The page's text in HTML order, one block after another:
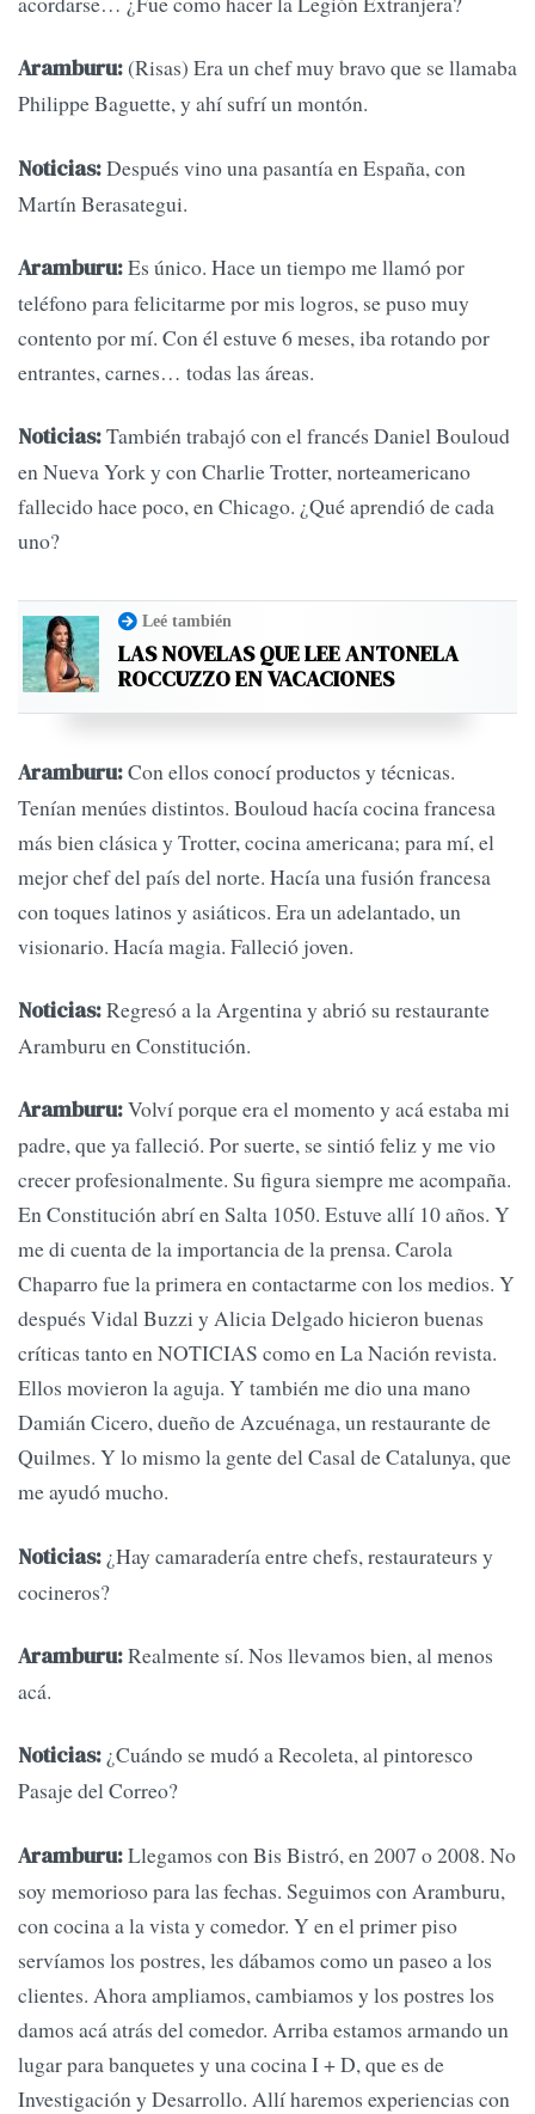
Aramburu:(Risas) Era un chef muy bravo que se llamaba
Philippe Baguette, y ahí sufrí un montón.
Noticias:Después vino una pasantía en España, con
Martín Berasategui.
Aramburu:Es único. Hace un tiempo me llamó por
teléfono para felicitarme por mis logros, se puso muy
contento por mí. Con él estuve 6 meses, iba rotando por
entrantes, carnes… todas las áreas.
Noticias:También trabajó con el francés Daniel Bouloud
en Nueva York y con Charlie Trotter, norteamericano
fallecido hace poco, en Chicago. ¿Qué aprendió de cada
uno?
Leé también
LAS NOVELAS QUE LEE ANTONELA
ROCCUZZO EN VACACIONES
Aramburu:Con ellos conocí productos y técnicas.
Tenían menúes distintos. Bouloud hacía cocina francesa
más bien clásica y Trotter, cocina americana; para mí, el
mejor chef del país del norte. Hacía una fusión francesa
con toques latinos y asiáticos. Era un adelantado, un
visionario. Hacía magia. Falleció joven.
Noticias:Regresó a la Argentina y abrió su restaurante
Aramburu en Constitución.
Aramburu:Volví porque era el momento y acá estaba mi
padre, que ya falleció. Por suerte, se sintió feliz y me vio
crecer profesionalmente. Su figura siempre me acompaña.
En Constitución abrí en Salta 1050. Estuve allí 10 años. Y
me di cuenta de la importancia de la prensa. Carola
Chaparro fue la primera en contactarme con los medios. Y
después Vidal Buzzi y Alicia Delgado hicieron buenas
críticas tanto en NOTICIAS como en La Nación revista.
Ellos movieron la aguja. Y también me dio una mano
Damián Cicero, dueño de Azcuénaga, un restaurante de
Quilmes. Y lo mismo la gente del Casal de Catalunya, que
me ayudó mucho.
Noticias: ¿Hay camaradería entre chefs, restaurateurs y
cocineros?
Aramburu:Realmente sí. Nos llevamos bien, al menos
acá.
Noticias: ¿Cuándo se mudó a Recoleta, al pintoresco
Pasaje del Correo?
Aramburu:Llegamos con Bis Bistró, en 2007 o 2008. No
soy memorioso para las fechas. Seguimos con Aramburu,
con cocina a la vista y comedor. Y en el primer piso
servíamos los postres, les dábamos como un paseo a los
clientes. Ahora ampliamos, cambiamos y los postres los
damos acá atrás del comedor. Arriba estamos armando un
lugar para banquetes y una cocina I + D, que es de
Investigación y Desarrollo. Allí haremos experiencias con